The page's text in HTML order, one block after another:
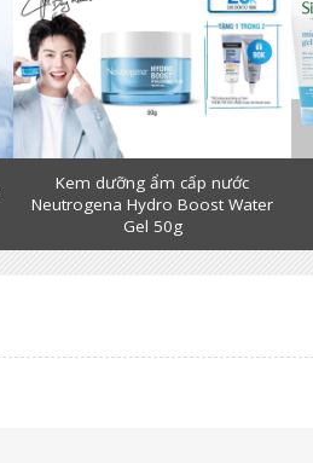
Kem dưỡng ẩm cấp nước
Neutrogena Hydro Boost Water
Gel 50g